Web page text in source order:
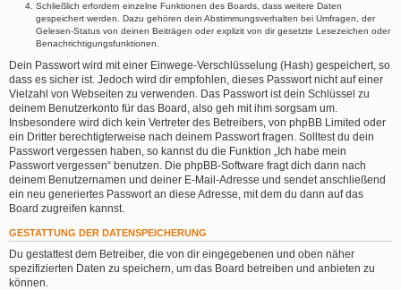
Schließlich erfordern einzelne Funktionen des Boards, dass weitere Daten
gespeichert werden. Dazu gehören dein Abstimmungsverhalten bei Umfragen, der
Gelesen-Status von deinen Beiträgen oder explizit von dir gesetzte Lesezeichen oder
Benachrichtigungsfunktionen.
Dein Passwort wird mit einer Einwege-Verschlüsselung (Hash) gespeichert, so
dass es sicher ist. Jedoch wird dir empfohlen, dieses Passwort nicht auf einer
Vielzahl von Webseiten zu verwenden. Das Passwort ist dein Schlüssel zu
deinem Benutzerkonto für das Board, also geh mit ihm sorgsam um.
Insbesondere wird dich kein Vertreter des Betreibers, von phpBB Limited oder
ein Dritter berechtigterweise nach deinem Passwort fragen. Solltest du dein
Passwort vergessen haben, so kannst du die Funktion „Ich habe mein
Passwort vergessen“ benutzen. Die phpBB-Software fragt dich dann nach
deinem Benutzernamen und deiner E-Mail-Adresse und sendet anschließend
ein neu generiertes Passwort an diese Adresse, mit dem du dann auf das
Board zugreifen kannst.
GESTATTUNG DER DATENSPEICHERUNG
Du gestattest dem Betreiber, die von dir eingegebenen und oben näher
spezifizierten Daten zu speichern, um das Board betreiben und anbieten zu
können.